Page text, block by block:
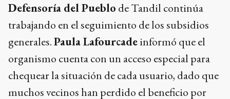
Defensoría del Pueblo de Tandil continúa
trabajando en el seguimiento de los subsidios
generales.Paula Lafourcadeinformó que el
organismo cuenta con un acceso especial para
chequear la situación de cada usuario, dado que
muchos vecinos han perdido el beneficio por